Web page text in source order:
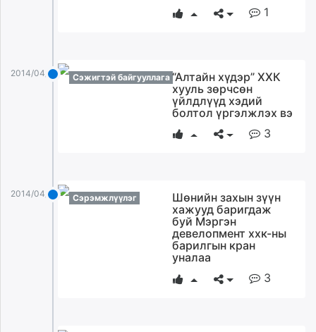
1
2014/04/29 Сэжигтэй байгууллага “Алтайн хүдэр” ХХК
хууль зөрчсөн
үйлдлүүд хэдий
болтол үргэлжлэх вэ
3
2014/04/29 Сэрэмжлүүлэг
Шөнийн захын зүүн
хажууд баригдаж
буй Мэргэн
девелопмент ххк-ны
барилгын кран
уналаа
3